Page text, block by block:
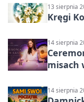
13 sierpnia
Kręgi
14 sierpnia
misach
14 sierpnia